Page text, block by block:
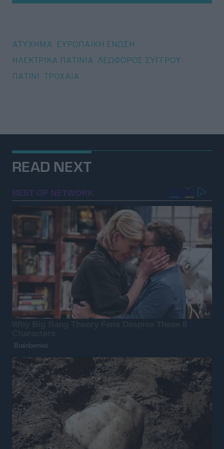
ΑΤΥΧΗΜΑ
ΕΥΡΩΠΑΙΚΗ ΕΝΩΣΗ
ΗΛΕΚΤΡΙΚΑ ΠΑΤΙΝΙΑ ΛΕΩΦΟΡΟΣ ΣΥΓΓΡΟΥ
ΠΑΤΙΝΙ ΤΡΟΧΑΙΑ
READ NEXT